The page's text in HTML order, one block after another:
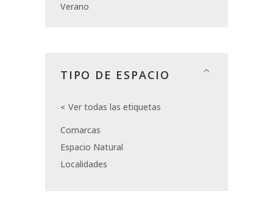
Verano
TIPO DE ESPACIO
Ver todas las etiquetas
Comarcas
Espacio Natural
Localidades